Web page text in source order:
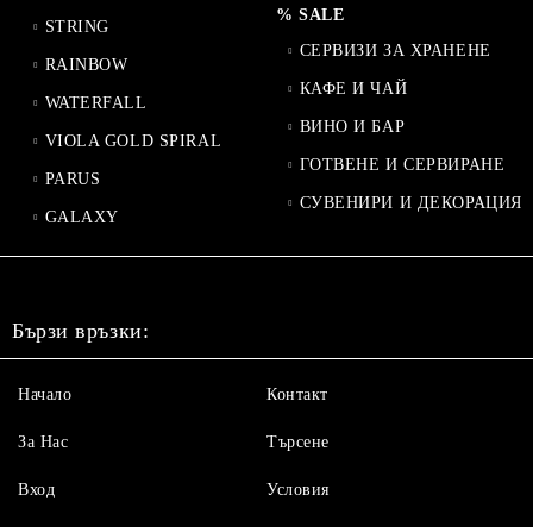
STRING
RAINBOW
WATERFALL
VIOLA GOLD SPIRAL
PARUS
GALAXY
% SALE
СЕРВИЗИ ЗА ХРАНЕНЕ
КАФЕ И ЧАЙ
ВИНО И БАР
ГОТВЕНЕ И СЕРВИРАНЕ
СУВЕНИРИ И ДЕКОРАЦИЯ
Бързи връзки:
Начало
За Нас
Вход
Контакт
Търсене
Условия